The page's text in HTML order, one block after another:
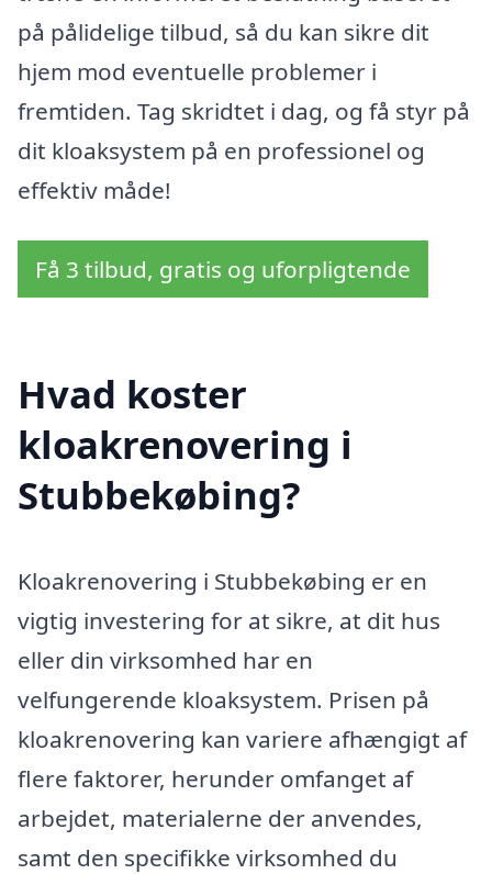
på pålidelige tilbud, så du kan sikre dit
hjem mod eventuelle problemer i
fremtiden. Tag skridtet i dag, og få styr på
dit kloaksystem på en professionel og
effektiv måde!
Få 3 tilbud, gratis og uforpligtende
Hvad koster
kloakrenovering i
Stubbekøbing?
Kloakrenovering i Stubbekøbing er en
vigtig investering for at sikre, at dit hus
eller din virksomhed har en
velfungerende kloaksystem. Prisen på
kloakrenovering kan variere afhængigt af
flere faktorer, herunder omfanget af
arbejdet, materialerne der anvendes,
samt den specifikke virksomhed du